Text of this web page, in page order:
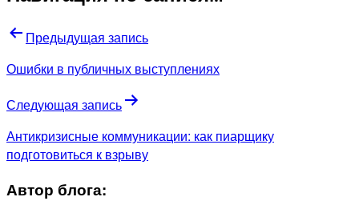
Предыдущая запись
Ошибки в публичных выступлениях
Следующая запись
Антикризисные коммуникации: как пиарщику
подготовиться к взрыву
Автор блога: